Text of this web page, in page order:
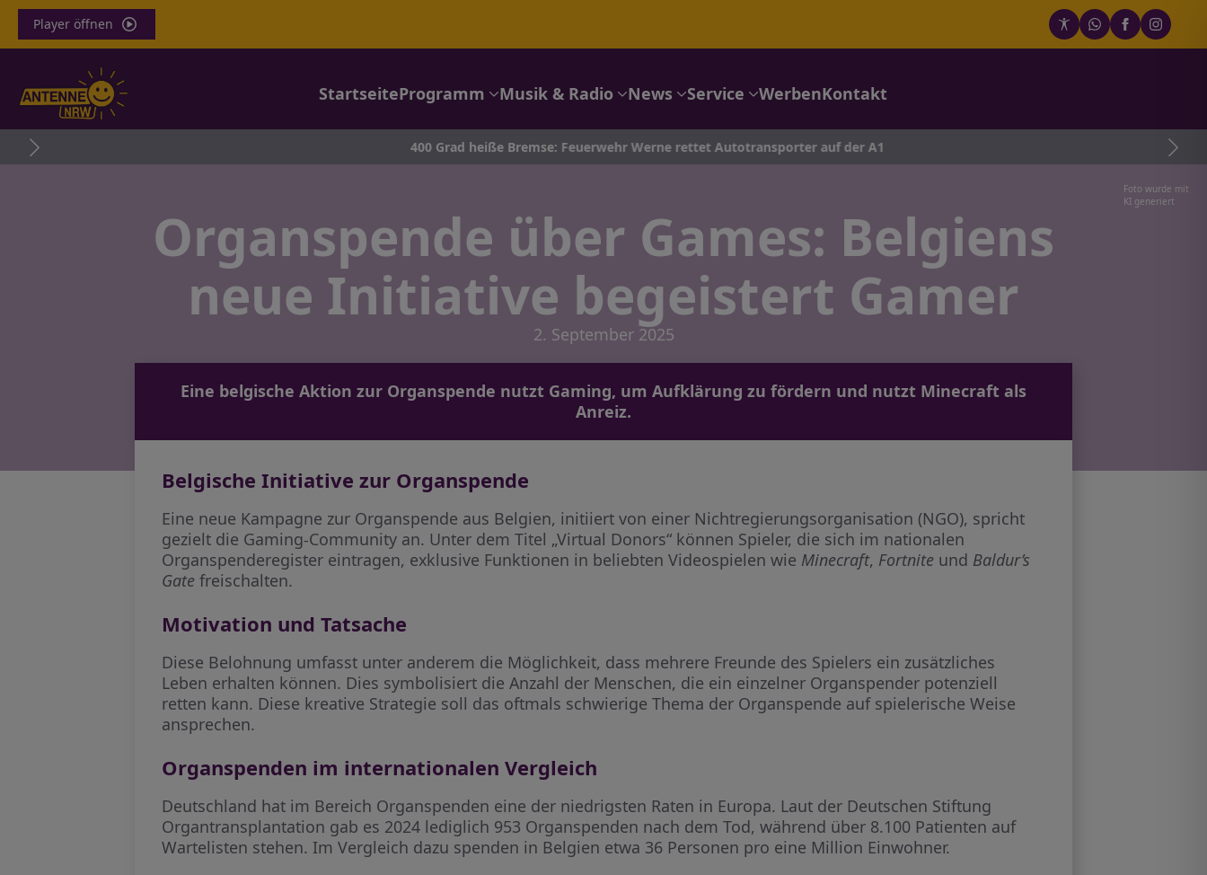
Player öffnen
StartseiteProgramm Musik & Radio News Service WerbenKontakt
400 Grad heiße Bremse: Feuerwehr Werne rettet Autotransporter auf der A1
Foto wurde mit
KI generiert
Organspende über Games: Belgiens
neue Initiative begeistert Gamer
2. September 2025
Eine belgische Aktion zur Organspende nutzt Gaming, um Aufklärung zu fördern und nutzt Minecraft als
Anreiz.
Belgische Initiative zur Organspende
Eine neue Kampagne zur Organspende aus Belgien, initiiert von einer Nichtregierungsorganisation (NGO), spricht
gezielt die Gaming-Community an. Unter dem Titel „Virtual Donors“ können Spieler, die sich im nationalen
Organspenderegister eintragen, exklusive Funktionen in beliebten Videospielen wie Minecraft, Fortnite und Baldur’s
Gate freischalten.
Motivation und Tatsache
Diese Belohnung umfasst unter anderem die Möglichkeit, dass mehrere Freunde des Spielers ein zusätzliches
Leben erhalten können. Dies symbolisiert die Anzahl der Menschen, die ein einzelner Organspender potenziell
retten kann. Diese kreative Strategie soll das oftmals schwierige Thema der Organspende auf spielerische Weise
ansprechen.
Organspenden im internationalen Vergleich
Deutschland hat im Bereich Organspenden eine der niedrigsten Raten in Europa. Laut der Deutschen Stiftung
Organtransplantation gab es 2024 lediglich 953 Organspenden nach dem Tod, während über 8.100 Patienten auf
Wartelisten stehen. Im Vergleich dazu spenden in Belgien etwa 36 Personen pro eine Million Einwohner.